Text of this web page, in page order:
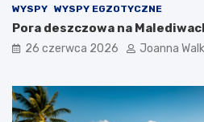
WYSPY WYSPY EGZOTYCZNE
Pora deszczowa na
26 czerwca 2026 Joanna